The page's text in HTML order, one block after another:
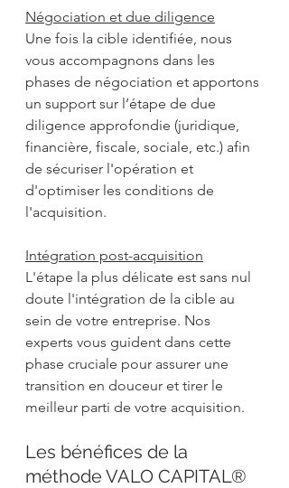
Négociation et due diligence
Une fois la cible identifiée, nous
vous accompagnons dans les
phases de négociation et apportons
un support sur l’étape de due
diligence approfondie (juridique,
financière, fiscale, sociale, etc.) afin
de sécuriser l'opération et
d'optimiser les conditions de
l'acquisition.
Intégration post-acquisition
L'étape la plus délicate est sans nul
doute l'intégration de la cible au
sein de votre entreprise. Nos
experts vous guident dans cette
phase cruciale pour assurer une
transition en douceur et tirer le
meilleur parti de votre acquisition.
Les bénéfices de la
méthode VALO CAPITAL®